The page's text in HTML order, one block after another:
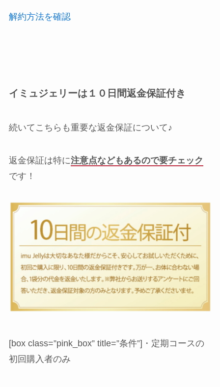
解約方法を確認
イミュジェリーは１０日間返金保証付き
続いてこちらも重要な返金保証について♪
返金保証は特に注意点などもあるので要チェック
です！
[box class=”pink_box” title=”条件”]・定期コースの
初回購入者のみ